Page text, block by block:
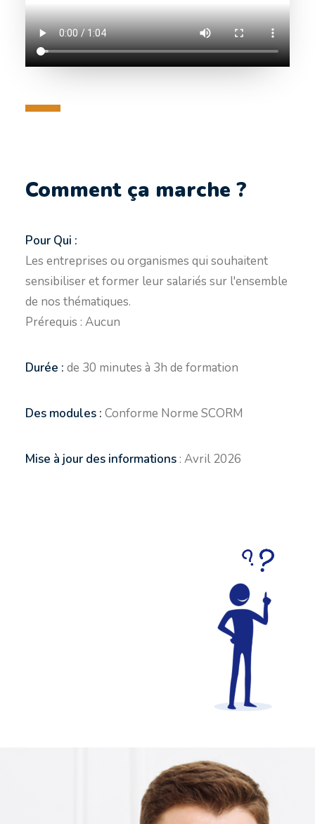
Comment ça marche ?
Pour Qui :
Les entreprises ou organismes qui souhaitent
sensibiliser et former leur salariés sur l'ensemble
de nos thématiques.
Prérequis : Aucun
Durée : de 30 minutes à 3h de formation
Des modules : Conforme Norme SCORM
Mise à jour des informations : Avril 2026